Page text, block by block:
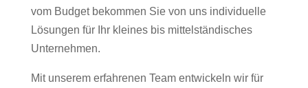
vom Budget bekommen Sie von uns individuelle
Lösungen für Ihr kleines bis mittelständisches
Unternehmen.
Mit unserem erfahrenen Team entwickeln wir für